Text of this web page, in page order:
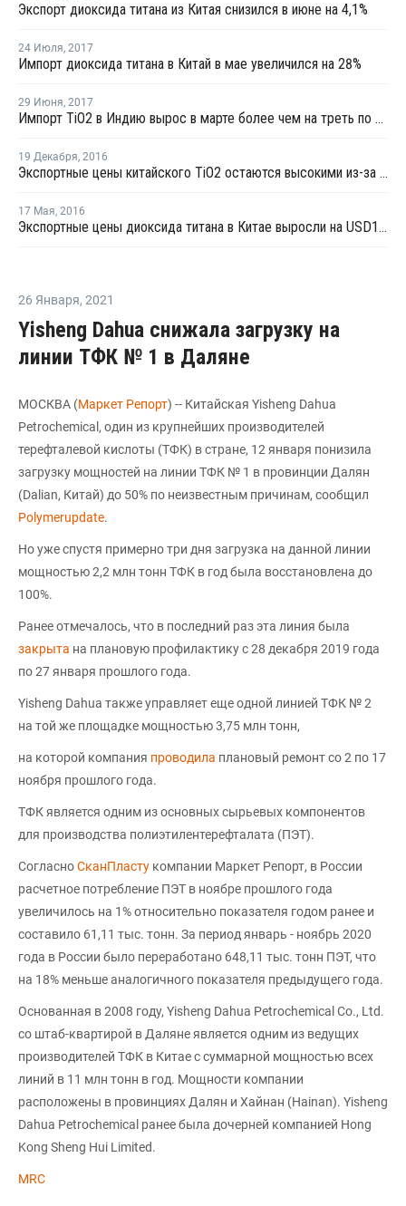
Экспорт диоксида титана из Китая снизился в июне на 4,1%
24 Июля, 2017
Импорт диоксида титана в Китай в мае увеличился на 28%
29 Июня, 2017
Импорт TiO2 в Индию вырос в марте более чем на треть по сравнению с февралем
19 Декабря, 2016
Экспортные цены китайского TiO2 остаются высокими из-за ограниченного предложения
17 Мая, 2016
Экспортные цены диоксида титана в Китае выросли на USD150 за тонну для стран СНГ
26 Января, 2021
Yisheng Dahua снижала загрузку на
линии ТФК № 1 в Даляне
МОСКВА (Маркет Репорт) -- Китайская Yisheng Dahua
Petrochemical, один из крупнейших производителей
терефталевой кислоты (ТФК) в стране, 12 января понизила
загрузку мощностей на линии ТФК № 1 в провинции Далян
(Dalian, Китай) до 50% по неизвестным причинам, сообщил
Polymerupdate.
Но уже спустя примерно три дня загрузка на данной линии
мощностью 2,2 млн тонн ТФК в год была восстановлена до
100%.
Ранее отмечалось, что в последний раз эта линия была
закрыта на плановую профилактику с 28 декабря 2019 года
по 27 января прошлого года.
Yisheng Dahua также управляет еще одной линией ТФК № 2
на той же площадке мощностью 3,75 млн тонн,
на которой компания проводила плановый ремонт со 2 по 17
ноября прошлого года.
ТФК является одним из основных сырьевых компонентов
для производства полиэтилентерефталата (ПЭТ).
СогласноСканПласту компании Маркет Репорт, в России
расчетное потребление ПЭТ в ноябре прошлого года
увеличилось на 1% относительно показателя годом ранее и
составило 61,11 тыс. тонн. За период январь - ноябрь 2020
года в России было переработано 648,11 тыс. тонн ПЭТ, что
на 18% меньше аналогичного показателя предыдущего года.
Основанная в 2008 году, Yisheng Dahua Petrochemical Co., Ltd.
со штаб-квартирой в Даляне является одним из ведущих
производителей ТФК в Китае с суммарной мощностью всех
линий в 11 млн тонн в год. Мощности компании
расположены в провинциях Далян и Хайнан (Hainan). Yisheng
Dahua Petrochemical ранее была дочерней компанией Hong
Kong Sheng Hui Limited.
MRC